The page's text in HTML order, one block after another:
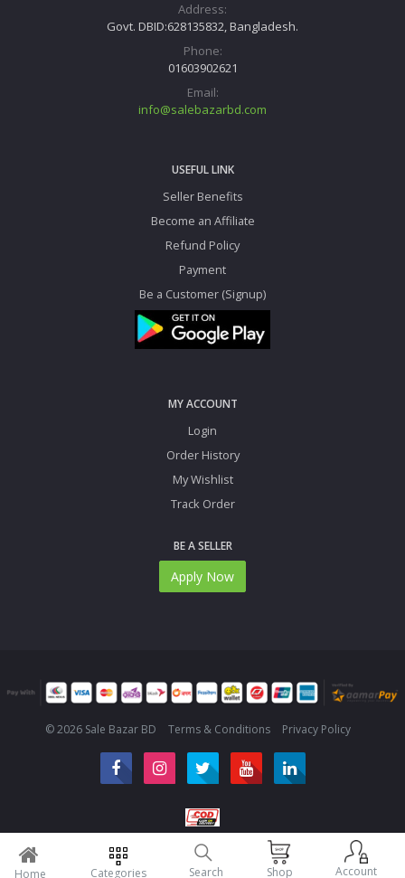
Home Categories Search Shop Account
Address:
Govt. DBID:628135832, Bangladesh.
Phone:
01603902621
Email:
info@salebazarbd.com
USEFUL LINK
Seller Benefits
Become an Affiliate
Refund Policy
Payment
Be a Customer (Signup)
MY ACCOUNT
Login
Order History
My Wishlist
Track Order
BE A SELLER
Apply Now
© 2026 Sale Bazar BD Terms & Conditions Privacy Policy